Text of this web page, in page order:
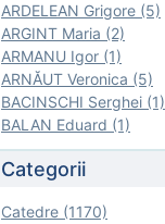
ARDELEAN Grigore (5)
ARGINT Maria (2)
ARMANU Igor (1)
ARNĂUT Veronica (5)
BACINSCHI Serghei (1)
BALAN Eduard (1)
Categorii
Catedre (1170)